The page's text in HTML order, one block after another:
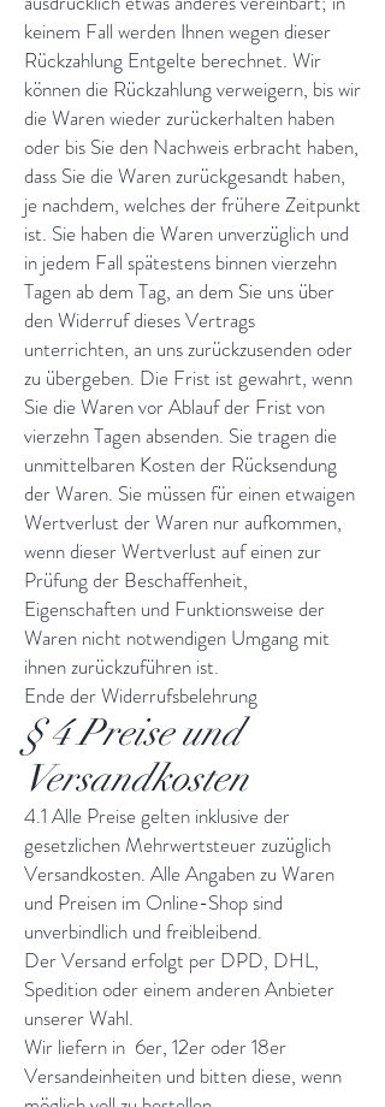
keinem Fall werden Ihnen wegen dieser
Rückzahlung Entgelte berechnet. Wir
können die Rückzahlung verweigern, bis wir
die Waren wieder zurückerhalten haben
oder bis Sie den Nachweis erbracht haben,
dass Sie die Waren zurückgesandt haben,
je nachdem, welches der frühere Zeitpunkt
ist. Sie haben die Waren unverzüglich und
in jedem Fall spätestens binnen vierzehn
Tagen ab dem Tag, an dem Sie uns über
den Widerruf dieses Vertrags
unterrichten, an uns zurückzusenden oder
zu übergeben. Die Frist ist gewahrt, wenn
Sie die Waren vor Ablauf der Frist von
vierzehn Tagen absenden. Sie tragen die
unmittelbaren Kosten der Rücksendung
der Waren. Sie müssen für einen etwaigen
Wertverlust der Waren nur aufkommen,
wenn dieser Wertverlust auf einen zur
Prüfung der Beschaffenheit,
Eigenschaften und Funktionsweise der
Waren nicht notwendigen Umgang mit
ihnen zurückzuführen ist.
Ende der Widerrufsbelehrung
§ 4 Preise und
Versandkosten
4.1 Alle Preise gelten inklusive der
gesetzlichen Mehrwertsteuer zuzüglich
Versandkosten. Alle Angaben zu Waren
und Preisen im Online-Shop sind
unverbindlich und freibleibend.
Der Versand erfolgt per DPD, DHL,
Spedition oder einem anderen Anbieter
unserer Wahl.
Wir liefern in 6er, 12er oder 18er
Versandeinheiten und bitten diese, wenn